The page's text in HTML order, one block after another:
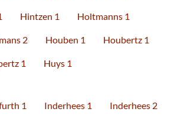
Hintzen 1 Holtmanns 1
2 Houben 1 Houbertz 1
1 Huys 1
1 Inderhees 1 Inderhees 2